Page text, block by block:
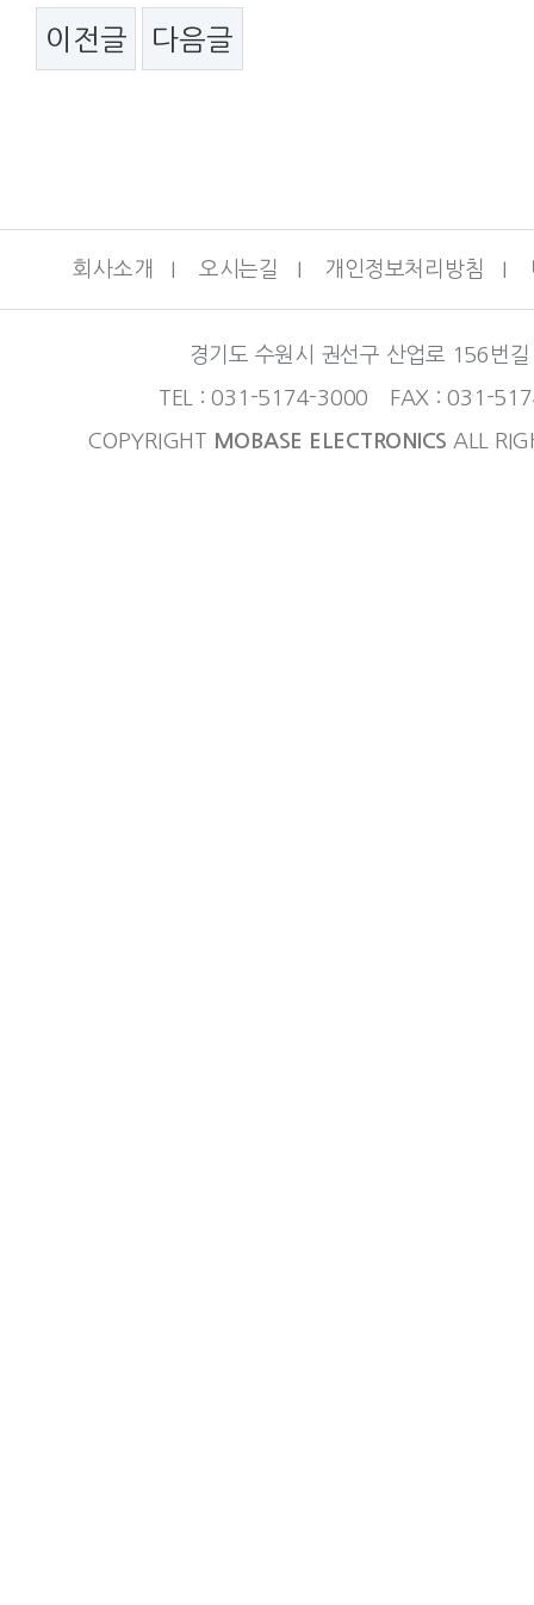
이전글 다음글
회사소개 I 오시는길 I 개인정보처리방침 I
경기도 수원시 권선구 산업로 156번
TEL : 031-5174-3000 FAX : 031-
COPYRIGHT MOBASE ELECTRONICS ALL